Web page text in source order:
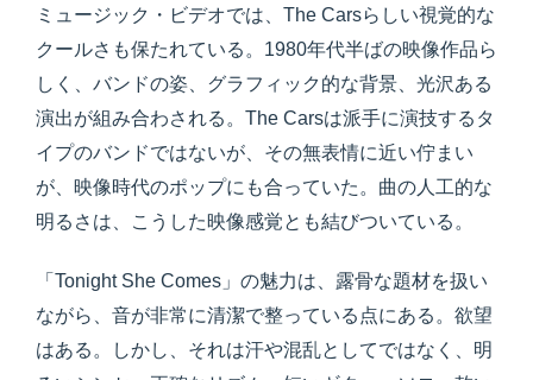
ミュージック・ビデオでは、The Carsらしい視覚的な
クールさも保たれている。1980年代半ばの映像作品ら
しく、バンドの姿、グラフィック的な背景、光沢ある
演出が組み合わされる。The Carsは派手に演技するタ
イプのバンドではないが、その無表情に近い佇まい
が、映像時代のポップにも合っていた。曲の人工的な
明るさは、こうした映像感覚とも結びついている。
「Tonight She Comes」の魅力は、露骨な題材を扱い
ながら、音が非常に清潔で整っている点にある。欲望
はある。しかし、それは汗や混乱としてではなく、明